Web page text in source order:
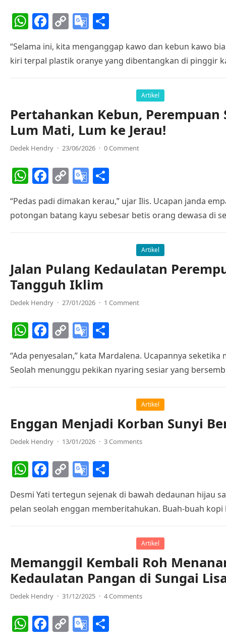
W
at
s
p
F
c
e
o
k
C
p
y
k
G
o
gl
a
n
sl
at
e
ar
e
“Selama ini, kita menganggap kawo dan kebun kawo
kiri terpal plastik oranye yang dibentangkan di pinggir
Artikel
Pertahankan Kebun, Perempuan
Lum Mati, Lum ke Jerau!
Dedek Hendry · 23/06/2026 · 0 Comment
W
at
s
p
F
c
e
o
k
C
p
y
k
G
o
gl
a
n
sl
at
e
ar
e
“Pedas padi dimakan kerau,” ujar Ilis. Ucapan janda
potongan batang kayu sebesar betis orang dewasa di
Artikel
Jalan Pulang Kedaulatan
Tangguh Iklim
Dedek Hendry · 27/01/2026 · 1 Comment
W
at
s
p
F
c
e
o
k
C
p
y
k
G
o
gl
a
n
sl
at
e
ar
e
“Ada penyesalan,” kata Mardalena. Ucapannya
Seolah menunggu pekikan nyaring sesiar yang
Artikel
Enggan Menjadi Korban Sunyi
Dedek Hendry · 13/01/2026 · 3 Comments
W
at
s
p
F
c
e
o
k
C
p
y
k
G
o
gl
a
n
sl
at
e
ar
e
Desmi Yati tertegun sejenak di bawah dedaunan hijau
pelan seolah enggan memberitahukan. Buah-buah
Artikel
Memanggil Kembali Roh
Kedaulatan Pangan di Sungai
Dedek Hendry · 31/12/2025 · 4 Comments
W F C G